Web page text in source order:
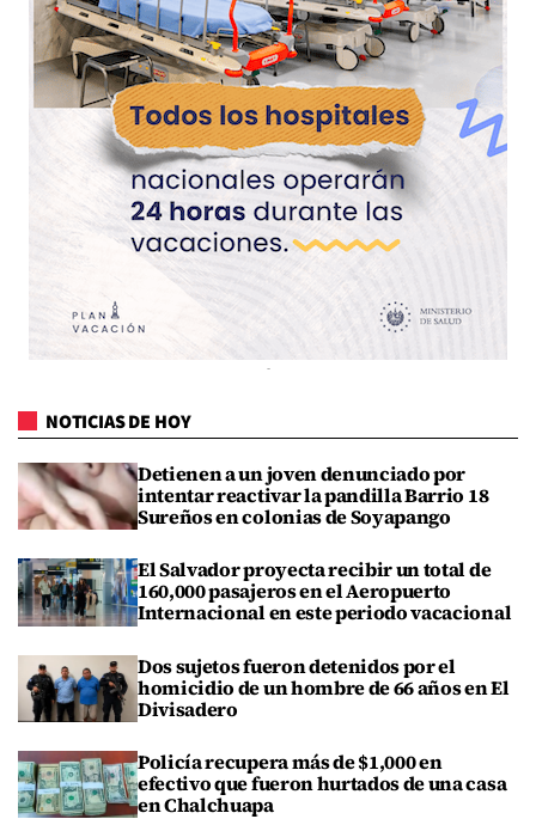
NOTICIAS DE HOY
Detienen a un joven denunciado por
intentar reactivar la pandilla Barrio 18
Sureños en colonias de Soyapango
El Salvador proyecta recibir un total de
160,000 pasajeros en el Aeropuerto
Internacional en este periodo vacacional
Dos sujetos fueron detenidos por el
homicidio de un hombre de 66 años en El
Divisadero
Policía recupera más de $1,000 en
efectivo que fueron hurtados de una casa
en Chalchuapa